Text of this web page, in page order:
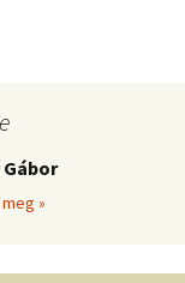
Gábor
»